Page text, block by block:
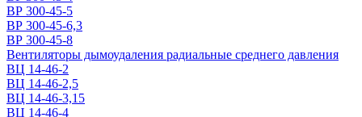
ВР 300-45-5
ВР 300-45-6,3
ВР 300-45-8
Вентиляторы дымоудаления радиальные среднего давления
ВЦ 14-46-2
ВЦ 14-46-2,5
ВЦ 14-46-3,15
ВЦ 14-46-4